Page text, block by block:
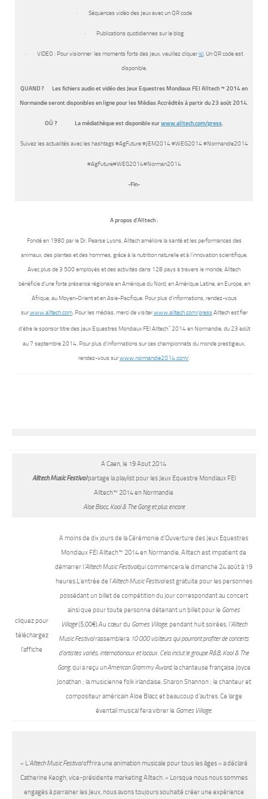
· Séquences vidéo des Jeux avec un QR code
· Publications quotidiennes sur le blog
· VIDEO : Pour visionner les moments forts des Jeux, veuillez cliquerici. Un QR code est
disponible.
QUAND ? Les fichiers audio et vidéo des Jeux Equestres Mondiaux FEI Alltech ™ 2014 en
Normandie seront disponibles en ligne pour les Médias Accrédités à partir du 23 août 2014.
OÙ ? La médiathèque est disponible surwww.alltech.com/press.
Suivez les actualités avec les hashtags #AgFuture #JEM2014 #WEG2014 #Normandie2014
#AgFuture#WEG2014#Norman2014
-Fin-
A propos d’Alltech :
Fondé en 1980 par le Dr. Pearse Lyons, Alltech améliore la santé et les performances des
animaux, des plantes et des hommes, grâce à la nutrition naturelle et à l’innovation scientifique.
Avec plus de 3 500 employés et des activités dans 128 pays à travers le monde, Alltech
bénéficie d’une forte présence régionale en Amérique du Nord, en Amérique Latine, en Europe, en
Afrique, au Moyen-Orient et en Asie-Pacifique. Pour plus d’informations, rendez-vous
surwww.alltech.com. Pour les médias, merci de visiterwww.alltech.com/press.Alltech est fier
d’être le sponsor titre des Jeux Equestres Mondiaux FEI Alltech™2014 en Normandie, du 23 août
au 7 septembre 2014. Pour plus d’informations sur ces championnats du monde prestigieux,
rendez-vous surwww.normandie2014.com/.
A Caen, le 19 Aout 2014
Alltech Music Festivalpartage la playlist pour les Jeux Equestre Mondiaux FEI
Alltech™ 2014 en Normandie
Aloe Blacc, Kool & The Gang et plus encore
cliquez pour
téléchargez
l’affiche
A moins de dix jours de la Cérémonie d’Ouverture des Jeux Equestres
Mondiaux FEI Alltech™ 2014 en Normandie, Alltech est impatient de
démarrer l’Alltech Music Festivalqui commencera le dimanche 24 août à 19
heures.L’entrée de l’Alltech Music Festivalest gratuite pour les personnes
possédant un billet de compétition du jour correspondant au concert
ainsi que pour toute personne détenant un billet pour le Games
Village(5,00€).Au cœur du Games Village, pendant huit soirées, l’Alltech
Music Festivalrassemblera 10 000 visiteurs qui pourront profiter de concerts
d’artistes variés, internationaux et locaux. Cela inclut le groupe R&B, Kool & The
Gang, qui a reçu unAmerican Grammy Award;la chanteuse française Joyce
Jonathan ; la musicienne folk irlandaise, Sharon Shannon ; le chanteur et
compositeur américain Aloe Blacc et beaucoup d’autres. Ce large
éventail musical fera vibrer le Games Village.
« L’Alltech Music Festivaloffrira une animation musicale pour tous les âges » a déclaré
Catherine Keogh, vice-présidente marketing Alltech. « Lorsque nous nous sommes
engagés à parrainer les Jeux, nous avons toujours souhaité créer une expérience